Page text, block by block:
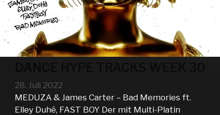
28. Juli 2022
MEDUZA & James Carter – Bad Memories ft.
Elley Duhé, FAST BOY Der mit Multi-Platin